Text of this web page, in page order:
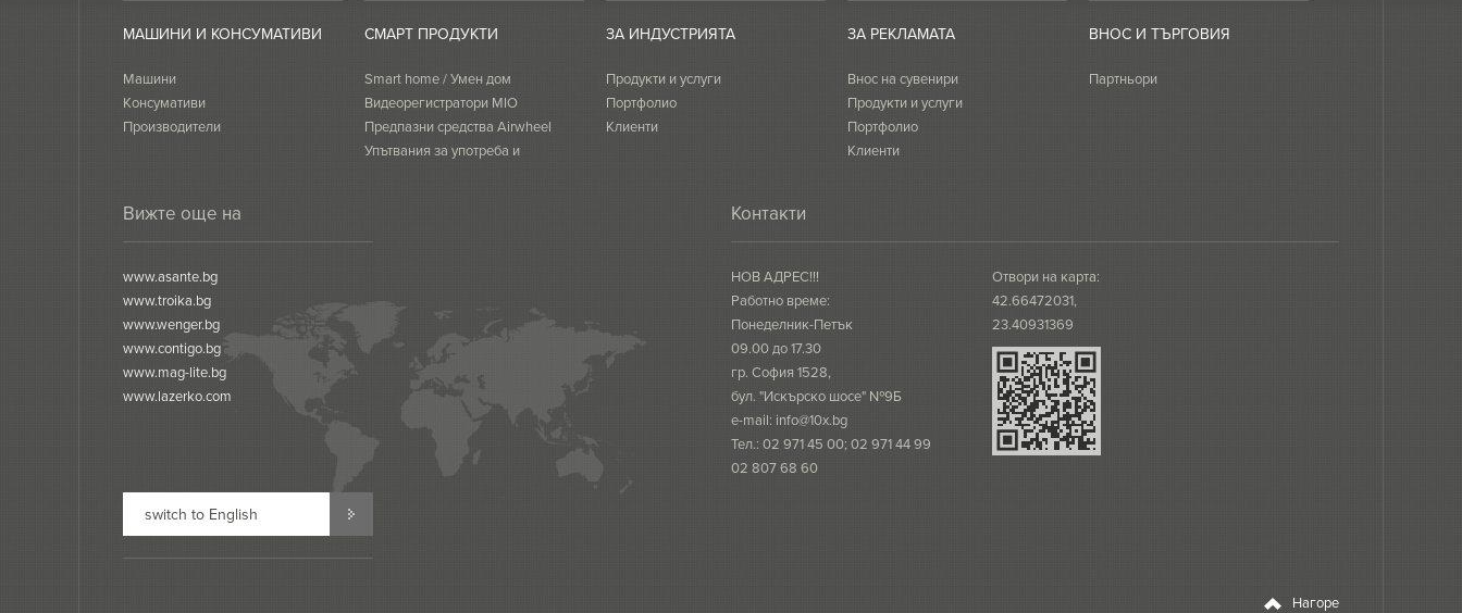
МАШИНИ И КОНСУМАТИВИ
Машини
Консумативи
Производители
СМАРТ ПРОДУКТИ
Smart home / Умен дом
Видеорегистратори MIO
Предпазни средства Airwheel
Упътвания за употреба и
ЗА ИНДУСТРИЯТА
Продукти и услуги
Портфолио
Клиенти
ЗА РЕКЛАМАТА
Внос на сувенири
Продукти и услуги
Портфолио
Клиенти
ВНОС И ТЪРГОВИЯ
Партньори
Вижте още на
www.asante.bg
www.troika.bg
www.wenger.bg
www.contigo.bg
www.mag-lite.bg
www.lazerko.com
switch to English
Контакти
НОВ АДРЕС!!!
Работно време:
Понеделник-Петък
09.00 до 17.30
гр. София 1528,
бул. "Искърско шосе" №9Б
e-mail: info@10x.bg
Тел.: 02 971 45 00; 02 971 44 99
02 807 68 60
Отвори на карта:
42.66472031,
23.40931369
Нагоре